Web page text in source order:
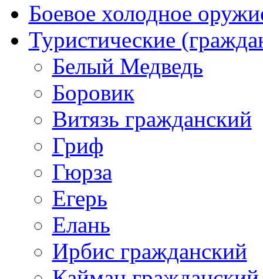
Боевое холодное
Туристические
Белый Медведь
Боровик
Витязь гражданский
Гриф
Гюрза
Егерь
Елань
Ирбис гражданский